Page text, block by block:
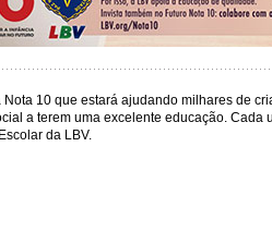
10 que estará ajudando milhares de
a terem uma excelente educação. Cada
da LBV.